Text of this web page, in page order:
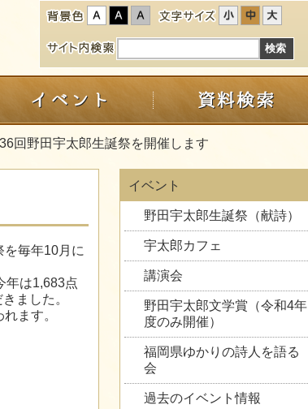
回野田宇太郎生誕祭を開催します
を毎年10月に
年は1,683点
ました。
ます。
イベント
野田宇太郎生誕祭（献詩）
宇太郎カフェ
講演会
野田宇太郎文学賞（令和4年
度のみ開催）
福岡県ゆかりの詩人を語る
会
過去のイベント情報